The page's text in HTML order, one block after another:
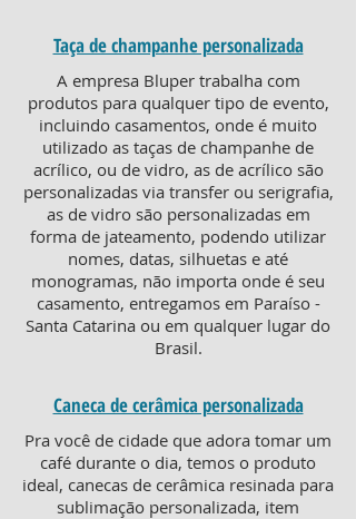
Taça de champanhe personalizada
A empresa Bluper trabalha com
produtos para qualquer tipo de evento,
incluindo casamentos, onde é muito
utilizado as taças de champanhe de
acrílico, ou de vidro, as de acrílico são
personalizadas via transfer ou serigrafia,
as de vidro são personalizadas em
forma de jateamento, podendo utilizar
nomes, datas, silhuetas e até
monogramas, não importa onde é seu
casamento, entregamos em Paraíso -
Santa Catarina ou em qualquer lugar do
Brasil.
Caneca de cerâmica personalizada
Pra você de cidade que adora tomar um
café durante o dia, temos o produto
ideal, canecas de cerâmica resinada para
sublimação personalizada, item